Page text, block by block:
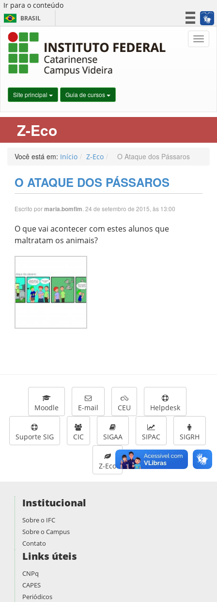
Ir para o conteúdo
BRASIL
Simplifique!
Site principal Guia de cursos
Z-Eco
Você está em: Início Z-Eco O Ataque dos Pássaros
O ATAQUE DOS PÁSSAROS
Escrito pormaria.bomfim . 24 de setembro de 2015, às 13:00
O que vai acontecer com estes alunos que
maltratam os animais?
Moodle E-mail CEU Helpdesk
Suporte SIG CIC SIGAA SIPAC SIGRH
Z-Eco
Institucional
Sobre o IFC
Sobre o Campus
Contato
Links úteis
CNPq
CAPES
Periódicos